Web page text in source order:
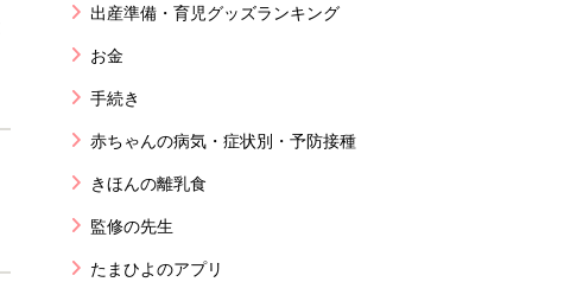
出産準備・育児グッズランキング
お金
手続き
赤ちゃんの病気・症状別・予防接種
きほんの離乳食
監修の先生
たまひよのアプリ